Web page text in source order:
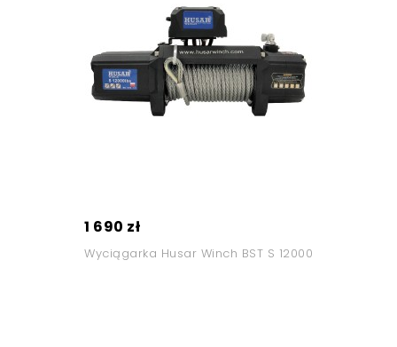
1 690 zł
Wyciągarka Husar Winch BST S 12000